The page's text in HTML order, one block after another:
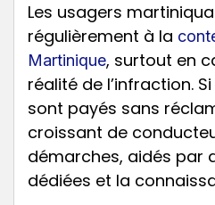
Les usagers
régulièrement à la
Martinique, surtout en
réalité de l’infraction.
sont payés sans
croissant de
démarches, aidés par
dédiées et la